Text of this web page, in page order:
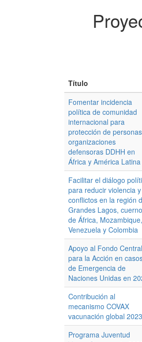
Título
Fomentar incidencia
política de comunidad
internacional para
protección de
organizaciones
defensoras DDHH en
África y América Latina
Facilitar el diálogo
para reducir violencia y
conflictos en la región
Grandes Lagos, cuerno
de África, Mozambique,
Venezuela y Colombia
Apoyo al Fondo Central
para la Acción en
de Emergencia de
Naciones Unidas en
Contribución al
mecanismo COVAX
vacunación global 2023
Programa Juventud